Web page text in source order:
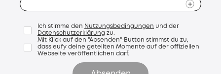
Ich stimme den Nutzungsbedingungen und der
Datenschutzerklärung zu.
Mit Klick auf den "Absenden"-Button stimmst du zu,
dass eufy deine geteilten Momente auf der offiziellen
Webseite veröffentlichen darf.